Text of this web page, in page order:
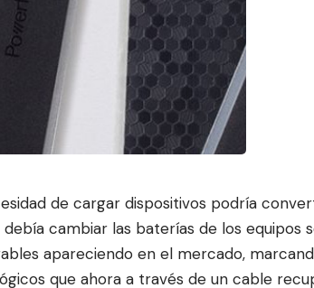
de cargar dispositivos podría
debía cambiar las baterías de los equipos
apareciendo en el mercado,
que ahora a través de un cable